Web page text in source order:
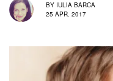
BY IULIA BARCA
25 APR. 2017